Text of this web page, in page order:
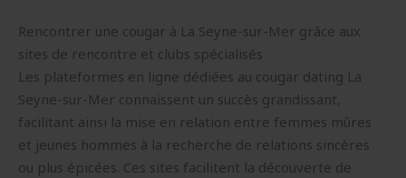
Rencontrer une cougar à La Seyne-sur-Mer grâce aux
sites de rencontre et clubs spécialisés
Les plateformes en ligne dédiées au cougar dating La
Seyne-sur-Mer connaissent un succès grandissant,
facilitant ainsi la mise en relation entre femmes mûres
et jeunes hommes à la recherche de relations sincères
ou plus épicées. Ces sites facilitent la découverte de